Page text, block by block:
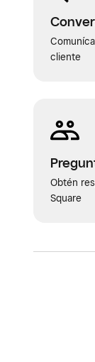
cliente
Obtén
Square